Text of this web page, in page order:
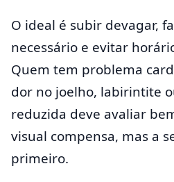
O ideal é subir devagar,
necessário e evitar
Quem tem problema
dor no joelho, labirintite
reduzida deve avaliar
visual compensa, mas a
primeiro.